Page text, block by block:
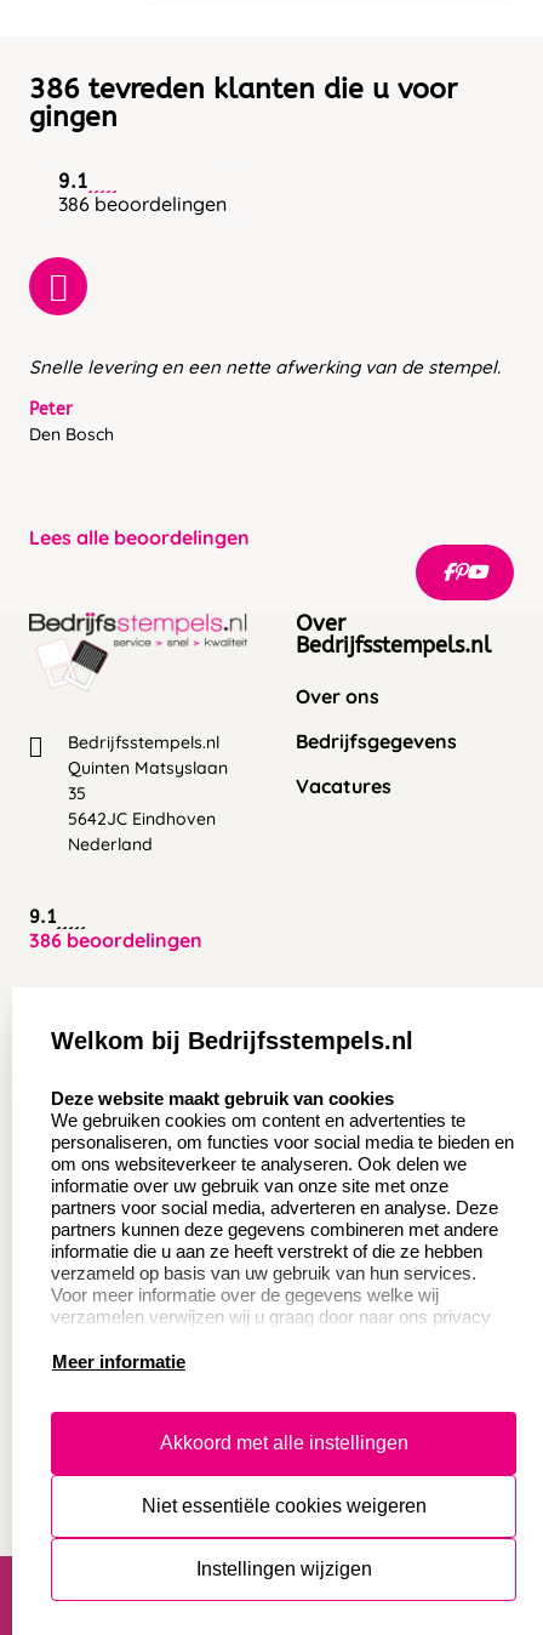
386 tevreden klanten die u voor
gingen
9.1
386 beoordelingen
Snelle levering en een nette afwerking van de stempel.
Peter
Den Bosch
Lees alle beoordelingen
Bedrijfsstempels.nl
Quinten Matsyslaan
35
5642JC Eindhoven
Nederland
9.1
386 beoordelingen
Over
Bedrijfsstempels.nl
Over ons
Bedrijfsgegevens
Vacatures
Aanvraag op maat
Wederverkoper
worden
Sale
Betaling & Verzending
Contact opnemen
Veel gestelde vragen
Retourneren
Herroepingsrecht
Productinformatie:
Instructie voor
Aanleverspecificaties
Safety Sheets
algemene voorwaarden
disclaimer
Welkom bij Bedrijfsstempels.nl
Deze website maakt gebruik van cookies
We gebruiken cookies om content en advertenties te
personaliseren, om functies voor social media te bieden en
om ons websiteverkeer te analyseren. Ook delen we
informatie over uw gebruik van onze site met onze
partners voor social media, adverteren en analyse. Deze
partners kunnen deze gegevens combineren met andere
informatie die u aan ze heeft verstrekt of die ze hebben
verzameld op basis van uw gebruik van hun services.
Voor meer informatie over de gegevens welke wij
verzamelen verwijzen wij u graag door naar ons privacy
Meer informatie
Akkoord met alle instellingen
Niet essentiële cookies weigeren
Instellingen wijzigen